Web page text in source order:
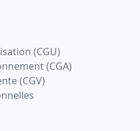
(CGU)
(CGA)
(CGV)